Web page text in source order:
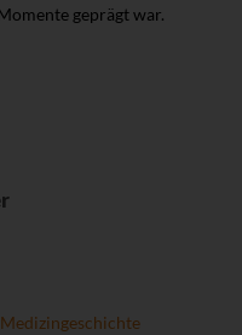
geprägt war.
Medizingeschichte